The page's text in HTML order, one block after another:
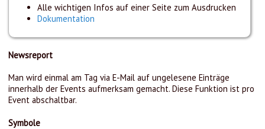
Alle wichtigen Infos auf einer Seite zum Ausdrucken
Dokumentation
Newsreport
Man wird einmal am Tag via E-Mail auf ungelesene Einträge
innerhalb der Events aufmerksam gemacht. Diese Funktion ist pro
Event abschaltbar.
Symbole